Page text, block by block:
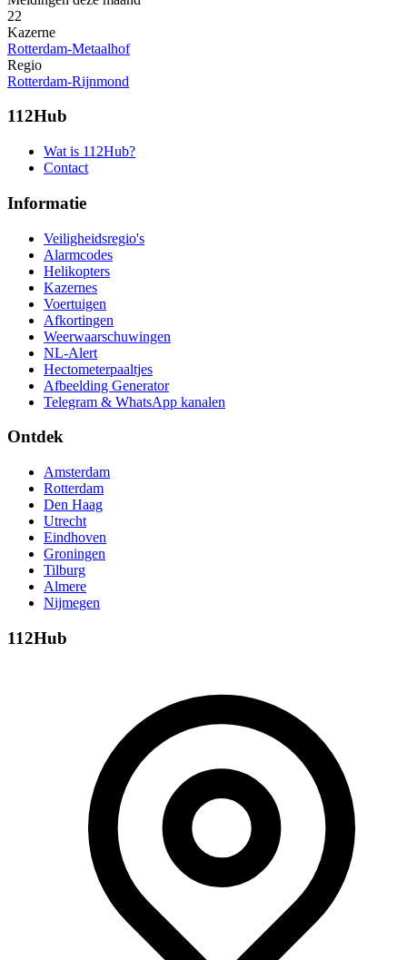
22
Kazerne
Rotterdam-Metaalhof
Regio
Rotterdam-Rijnmond
112Hub
Wat is 112Hub?
Contact
Informatie
Veiligheidsregio's
Alarmcodes
Helikopters
Kazernes
Voertuigen
Afkortingen
Weerwaarschuwingen
NL-Alert
Hectometerpaaltjes
Afbeelding Generator
Telegram & WhatsApp kanalen
Ontdek
Amsterdam
Rotterdam
Den Haag
Utrecht
Eindhoven
Groningen
Tilburg
Almere
Nijmegen
112Hub